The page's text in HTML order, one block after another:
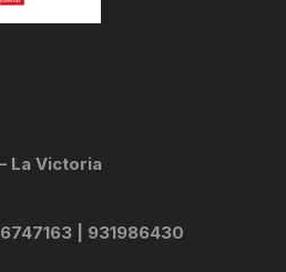
La Victoria
| 931986430